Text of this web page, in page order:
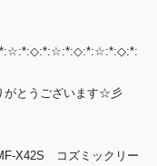
がとうございます☆彡
X42S コズミックリー